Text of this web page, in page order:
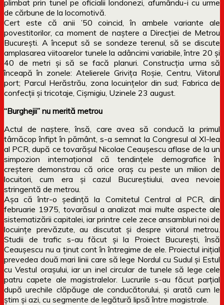
plimbat prin tunel pe oficialii londonezi, afumându-i cu urme
de cărbune de la locomotivă.
Cert este că anii ’50 coincid, în ambele variante ale
povestitorilor, ca moment de naştere a Direcţiei de Metrou
Bucureşti. A început să se sondeze terenul, să se discute
amplasarea viitoarelor tunele la adâncimi variabile, între 20 şi
40 de metri şi să se facă planuri. Construcţia urma să
înceapă în zonele: Atelierele Griviţa Roşie, Centru, Viitorul
port; Parcul Herăstrău, zona locuinţelor din sud; Fabrica de
confecţii şi tricotaje, Cişmigiu, Uzinele 23 august.
“Burghejii” nu merită metrou
Actul de naştere, însă, care avea să conducă la primul
târnăcop înfipt în pământ, s-a semnat la Congresul al XI-lea
al PCR, după ce tovarăşul Nicolae Ceauşescu aflase de la un
simpozion internaţional că tendinţele demografice în
creştere demonstrau că orice oraş cu peste un milion de
locuitori, cum era şi cazul Bucureştiului, avea nevoie
stringentă de metrou.
Aşa că într-o şedinţă la Comitetul Central al PCR, din
februarie 1975, tovarăsul a analizat mai multe aspecte ale
sistematizării capitalei, iar printre cele zece ansambluri noi de
locuinţe prevăzute, au discutat şi despre viitorul metrou.
Studii de trafic s-au făcut şi la Proiect Bucureşti, însă
Ceauşescu nu a ţinut cont în întregime de ele. Proiectul iniţial
prevedea două mari linii care să lege Nordul cu Sudul şi Estul
cu Vestul oraşului, iar un inel circular de tunele să lege cele
patru capete ale magistralelor. Lucrurile s-au făcut parţial
după urechile clăpăuge ale conducătorului, şi arată cum le
ştim şi azi, cu segmente de legătură lipsă între magistrale.